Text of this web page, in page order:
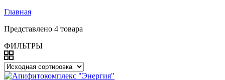
Главная
Представлено 4 товара
ФИЛЬТРЫ